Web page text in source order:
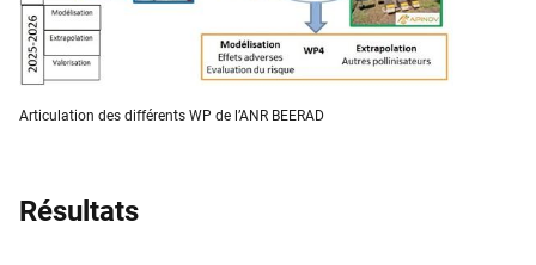
Articulation des différents WP de l’ANR BEERAD
Résultats